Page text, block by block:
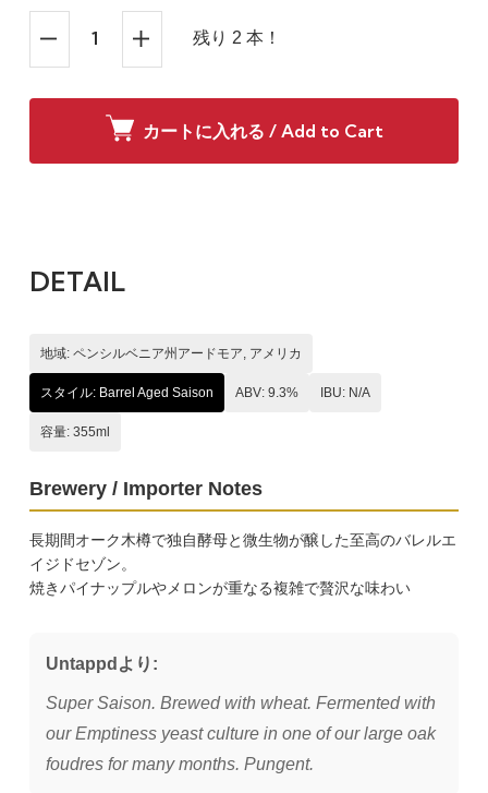
残り 2 本！
カートに入れる / Add to Cart
DETAIL
地域: ペンシルベニア州アードモア, アメリカ
スタイル: Barrel Aged Saison ABV: 9.3% IBU: N/A
容量: 355ml
Brewery / Importer Notes
長期間オーク木樽で独自酵母と微生物が醸した至高のバレルエ
イジドセゾン。
焼きパイナップルやメロンが重なる複雑で贅沢な味わい
Untappdより:
Super Saison. Brewed with wheat. Fermented with
our Emptiness yeast culture in one of our large oak
foudres for many months. Pungent.